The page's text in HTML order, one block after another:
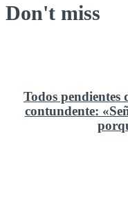
Don't miss
Todos
contundente: